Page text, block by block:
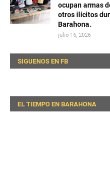
ocupan armas
otros ilícitos
Barahona.
julio 16, 2026
SIGUENOS EN FB
EL TIEMPO EN BARAHONA